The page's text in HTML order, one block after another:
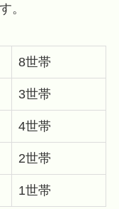
。
8世帯
3世帯
4世帯
2世帯
1世帯